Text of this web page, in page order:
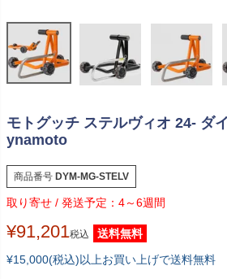
モトグッチ ステルヴィオ 24- ダ
ynamoto
商品番号 DYM-MG-STELV
4～6週間
¥91,201税込
送料無料
¥15,000(税込)以上お買い上げで送料無料